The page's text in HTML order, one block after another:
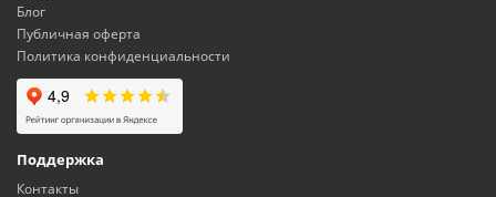
Блог
Публичная оферта
Политика конфиденциальности
Поддержка
Контакты